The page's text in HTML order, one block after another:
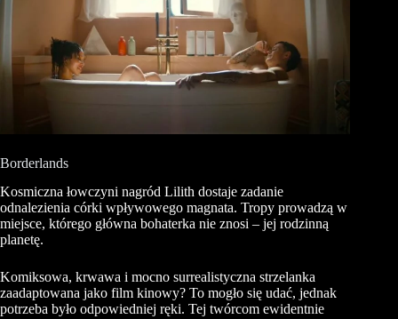
Borderlands
Kosmiczna łowczyni nagród Lilith dostaje zadanie
odnalezienia córki wpływowego magnata. Tropy prowadzą w
miejsce, którego główna bohaterka nie znosi – jej rodzinną
planetę.
Komiksowa, krwawa i mocno surrealistyczna strzelanka
zaadaptowana jako film kinowy? To mogło się udać, jednak
potrzeba było odpowiedniej ręki. Tej twórcom ewidentnie